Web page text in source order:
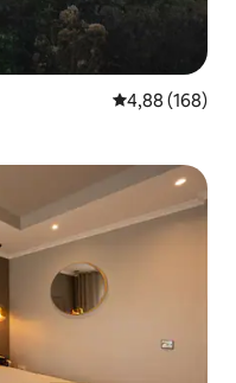
Gemiddelde
4,88 (168)